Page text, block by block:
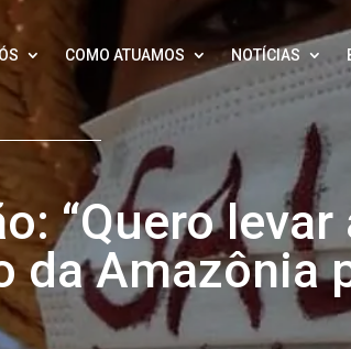
COMO ATUAMOS NOTÍCIAS
“Quero levar
da Amazônia